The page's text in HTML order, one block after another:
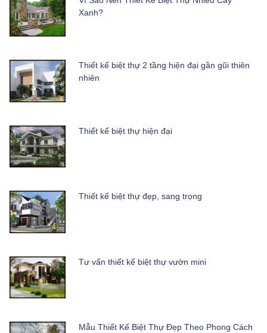
Xanh?
Thiết kế biệt thự 2 tầng hiện đại gần gũi thiên
nhiên
Thiết kế biệt thự hiện đại
Thiết kế biệt thự đẹp, sang trọng
Tư vấn thiết kế biệt thự vườn mini
Mẫu Thiết Kế Biệt Thự Đẹp Theo Phong Cách